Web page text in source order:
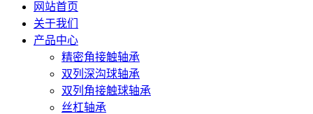
网站首页
关于我们
产品中心
精密角接触轴承
双列深沟球轴承
双列角接触球轴承
丝杠轴承